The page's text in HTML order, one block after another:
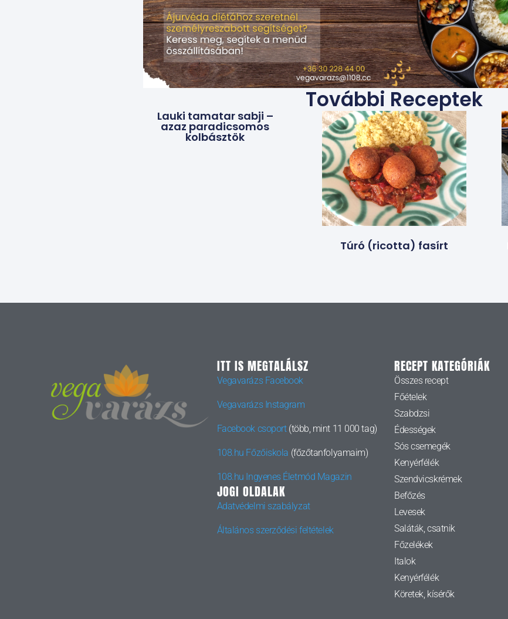
További Receptek
Lauki tamatar sabji –
azaz paradicsomos
kolbásztök
Túró (ricotta) fasírt
ITT IS MEGTALÁLSZ
Vegavarázs Facebook
Vegavarázs Instagram
Facebook csoport(több, mint 11 000 tag)
108.hu Főzőiskola (főzőtanfolyamaim)
108.hu Ingyenes Életmód Magazin
JOGI OLDALAK
Adatvédelmi szabályzat
Általános szerződési feltételek
RECEPT KATEGÓRIÁK
Összes recept
Főételek
Szabdzsi
Édességek
Sós csemegék
Kenyérfélék
Szendvicskrémek
Befőzés
Levesek
Saláták, csatnik
Főzelékek
Italok
Kenyérfélék
Köretek, kísérők